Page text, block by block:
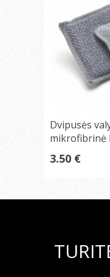
Dvipusės
mikrofibrinė
vnt
3.50 €